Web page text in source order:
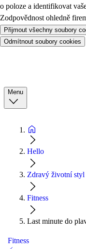
o poloze a identifikovat
Zodpovědnost ohledně
Přijmout všechny soubory
Odmítnout soubory cookies
Menu
Hello
Zdravý životní styl
Fitness
Last minute do
Fitness